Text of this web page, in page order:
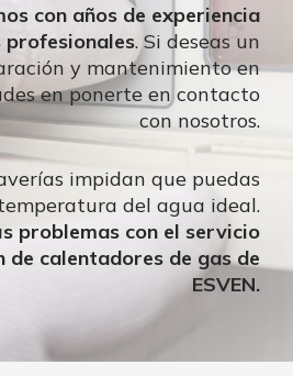
con años de experiencia
profesionales. Si deseas un
y mantenimiento en
en ponerte en contacto
con nosotros.
impidan que puedas
del agua ideal.
problemas con el servicio
de calentadores de gas de
ESVEN.